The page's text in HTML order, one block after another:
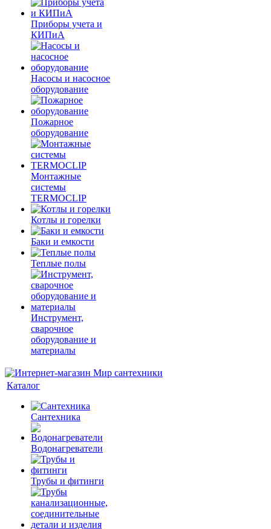
Приборы учета и
КИПиА
Насосы и насосное
оборудование
Пожарное
оборудование
Монтажные
системы
TERMOCLIP
Котлы и горелки
Баки и емкости
Теплые полы
Инструмент,
сварочное
оборудование и
материалы
Каталог
Сантехника
Водонагреватели
Трубы и фитинги